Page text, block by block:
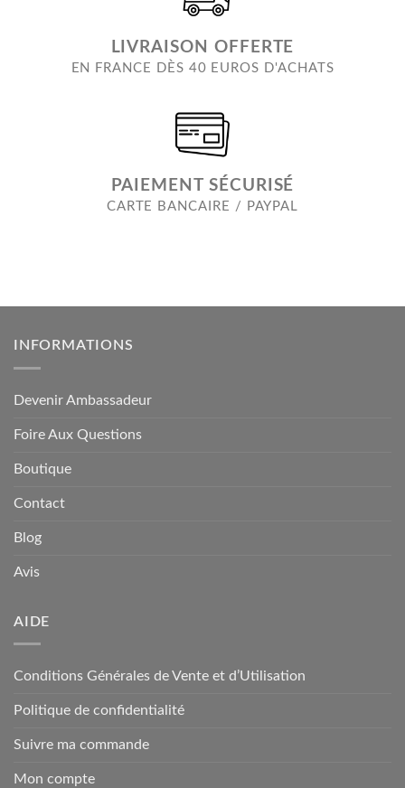
LIVRAISON OFFERTE
EN FRANCE DÈS 40 EUROS D'ACHATS
PAIEMENT SÉCURISÉ
CARTE BANCAIRE / PAYPAL
INFORMATIONS
Devenir Ambassadeur
Foire Aux Questions
Boutique
Contact
Blog
Avis
AIDE
Conditions Générales de Vente et d’Utilisation
Politique de confidentialité
Suivre ma commande
Mon compte